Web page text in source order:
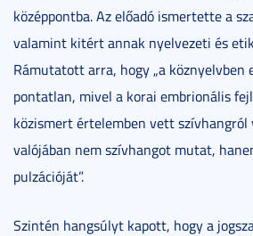
középpontba. Az előadó ismertette a
valamint kitért annak nyelvezeti és
Rámutatott arra, hogy „a köznyelvben
pontatlan, mivel a korai embrionális
közismert értelemben vett szívhangról
valójában nem szívhangot mutat,
pulzációját”.
Szintén hangsúlyt kapott, hogy a